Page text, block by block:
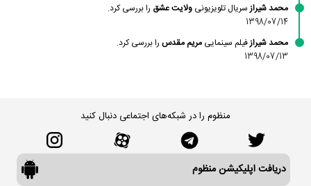
محمد شیراز سریال تلویزیونی ولایت عشق را بررسی کرد.
1398/07/14
محمد شیرازفیلم سینمایی مریم مقدس را بررسی کرد.
1398/07/13
منظوم را در شبکه‌های اجتماعی دنبال کنید
دریافت اپلیکیشن منظوم